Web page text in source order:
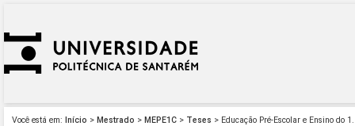
Você está em: Início > Mestrado > MEPE1C > Teses > Educação Pré-Escolar e Ensino do